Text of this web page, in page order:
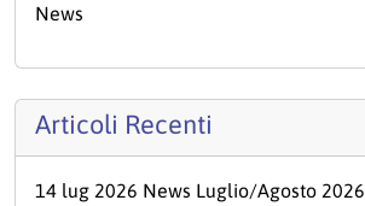
News
Articoli Recenti
14 lug 2026 News Luglio/Agosto 2026